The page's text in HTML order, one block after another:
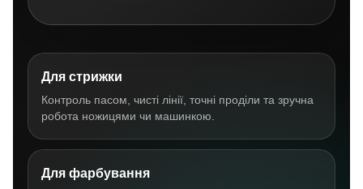
Для стрижки
Контроль пасом, чисті лінії, точні проділи та зручна
робота ножицями чи машинкою.
Для фарбування